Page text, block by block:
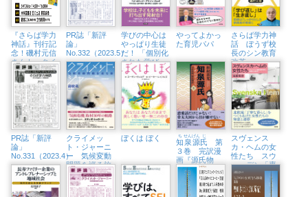
『さらば学力
神話』刊行記
念！磯村元信
さんトークイ
ベント （6/10
㈯、未来屋書
店日の出店）
PR誌「新評
論」
No.332（2023.5）
学びの中心は
やっぱり生徒
だ！ 「個別化
された学び」
と「思考の習
慣」
やってよかっ
た育児パパ
さらば学力神
話 ぼうず校
長のシン教育
改革
PR誌「新評
論」
No.331（2023.4）
クライメッ
ト・ジャーニ
ー 気候変動
問題を巡る旅
ぼくは ぼく 知
ち
泉
せん
源
げん
氏
じ
第
３巻 完訳漫
画『源氏物
語』
スヴェンス
カ・ヘムの女
性たち スウ
ェーデン「専
業主婦の時
代」の始まり
と終わり